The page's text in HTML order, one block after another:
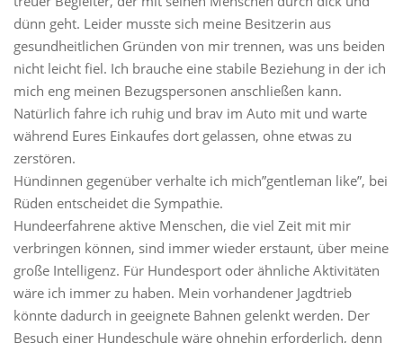
dünn geht. Leider musste sich meine Besitzerin aus
gesundheitlichen Gründen von mir trennen, was uns beiden
nicht leicht fiel. Ich brauche eine stabile Beziehung in der ich
mich eng meinen Bezugspersonen anschließen kann.
Natürlich fahre ich ruhig und brav im Auto mit und warte
während Eures Einkaufes dort gelassen, ohne etwas zu
zerstören.
Hündinnen gegenüber verhalte ich mich”gentleman like”, bei
Rüden entscheidet die Sympathie.
Hundeerfahrene aktive Menschen, die viel Zeit mit mir
verbringen können, sind immer wieder erstaunt, über meine
große Intelligenz. Für Hundesport oder ähnliche Aktivitäten
wäre ich immer zu haben. Mein vorhandener Jagdtrieb
könnte dadurch in geeignete Bahnen gelenkt werden. Der
Besuch einer Hundeschule wäre ohnehin erforderlich, denn